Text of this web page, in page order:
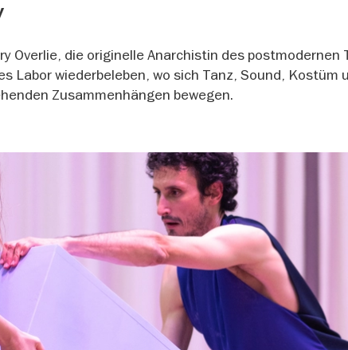
Overlie, die originelle Anarchistin des postmodernen
Labor wiederbeleben, wo sich Tanz, Sound, Kostüm
Zusammenhängen bewegen.